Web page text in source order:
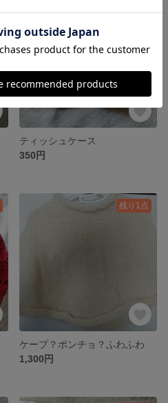
ティッシュケース
350円
残り1点
ケープ？ポンチョ？ふわふわ
1,300円